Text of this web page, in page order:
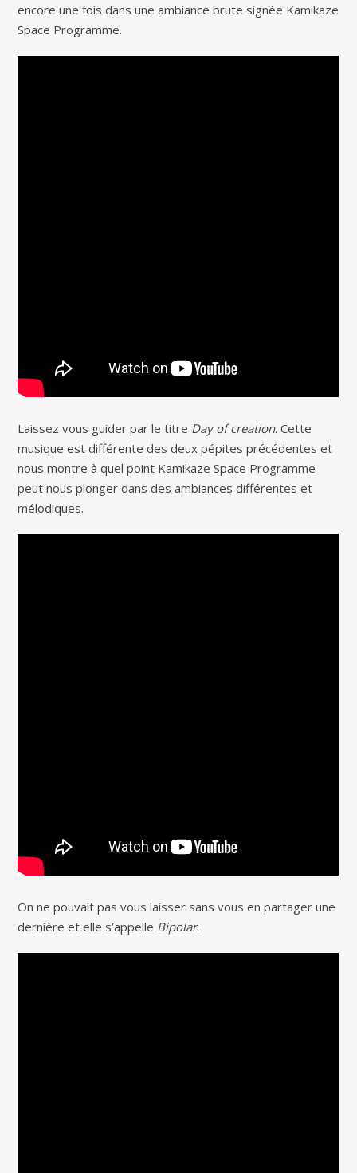
encore une fois dans une ambiance brute signée Kamikaze
Space Programme.
Laissez vous guider par le titre Day of creation. Cette
musique est différente des deux pépites précédentes et
nous montre à quel point Kamikaze Space Programme
peut nous plonger dans des ambiances différentes et
mélodiques.
On ne pouvait pas vous laisser sans vous en partager une
dernière et elle s’appelle Bipolar.